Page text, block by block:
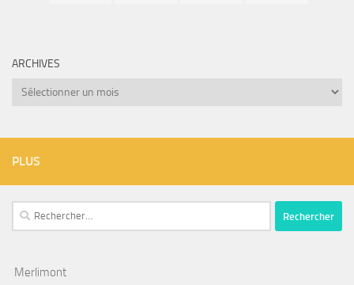
ARCHIVES
Archives
PLUS
Rechercher :
Merlimont